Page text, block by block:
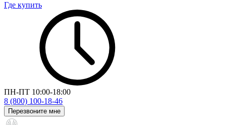
Где купить
ПН-ПТ 10:00-18:00
8 (800) 100-18-46
Перезвоните мне